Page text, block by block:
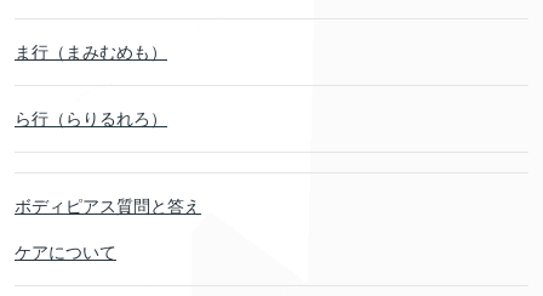
ま行（まみむめも）
ら行（らりるれろ）
ボディピアス質問と答え
ケアについて